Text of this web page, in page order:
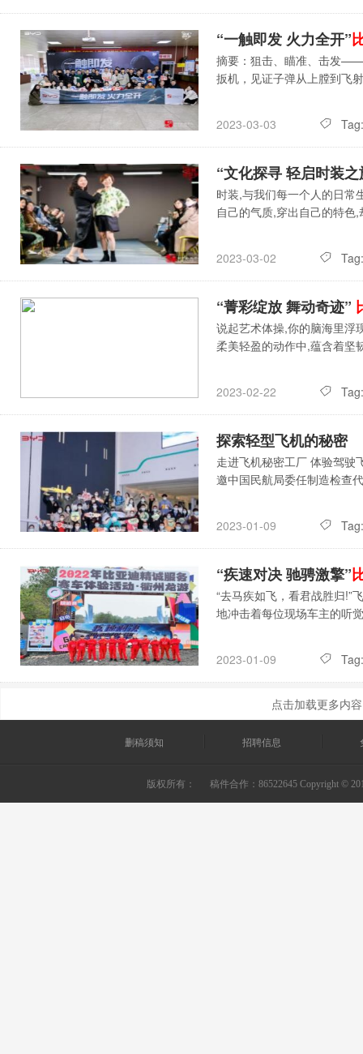
“一触即发 火力全开”
摘要：狙击、瞄准、击发
扳机，见证子弹从上膛到
2023-03-03 Tag:
“文化探寻 轻启时装之
时装,与我们每一个人的日常
自己的气质,穿出自己的特色
2023-03-02 Tag:
“菁彩绽放 舞动奇迹”
说起艺术体操,你的脑海里浮
柔美轻盈的动作中,蕴含着坚
2023-02-22 Tag:
探索轻型飞机的秘密
走进飞机秘密工厂 体验驾驶
邀中国民航局委任制造检查
2023-01-09 Tag:
“疾速对决 驰骋激擎”
“去马疾如飞，看君战胜归!”
地冲击着每位现场车主的听
2023-01-09 Tag:
点击加载更多内容
删稿须知 招聘信息
版权所有： 稿件合作：86522645 Copyright ©